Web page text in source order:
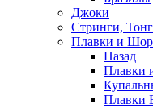
Джоки
Стринги,
Плавки и
Назад
Плавки
Плавки